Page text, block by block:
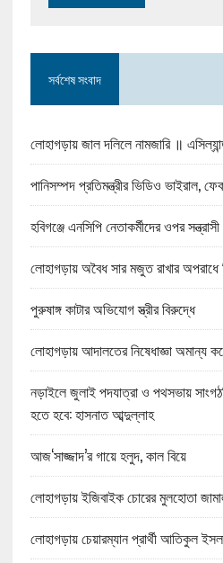
সর্বশেষ সংবাদ
লোহাগড়ায় জাল দলিলে নামজারি ॥
পানিসম্পদ প্রতিমন্ত্রীর ভিডিও ভাইরাল, ফেক
হবিগঞ্জে এনসিপি নেতাকর্মীদের ওপর
লোহাগড়ায় অবৈধ সার মজুত রাখার অপরাধে
পুরুষাঙ্গ কাটার অভিযোগ স্ত্রীর বিরুদ্ধে
লোহাগড়ায় আদালতের নিষেধাজ্ঞা অমান্য
নড়াইলে জুলাই পদযাত্রা ও পথসভায়
হতে হবে: হাসনাত আব্দুল্লাহ
আজ‘সাজ্জাদ’র গায়ে হলুদ, কাল বিয়ে
লোহাগড়ায় ইজিবাইক চোরের মুলহোতা
লোহাগড়ায় চেয়ারম্যান প্রার্থী আতিকুল